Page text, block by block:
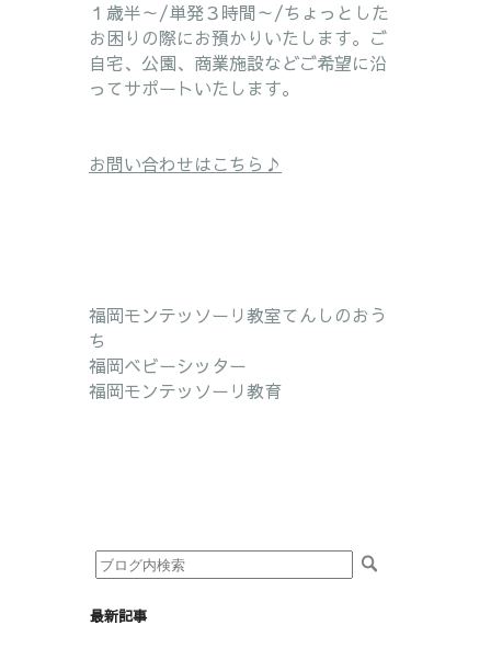
１歳半～/単発３時間～/ちょっとした
お困りの際にお預かりいたします。ご
自宅、公園、商業施設などご希望に沿
ってサポートいたします。
お問い合わせはこちら♪
福岡モンテッソーリ教室てんしのおう
ち
福岡ベビーシッター
福岡モンテッソーリ教育
最新記事